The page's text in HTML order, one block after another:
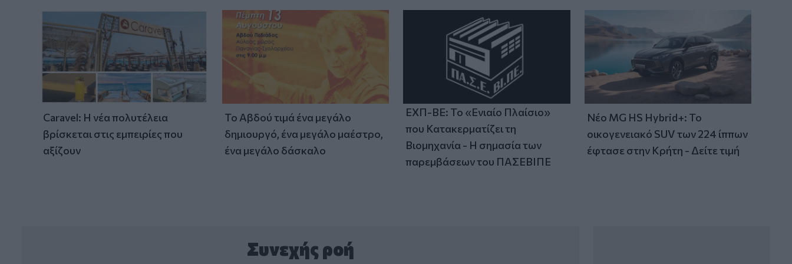
Caravel: Η νέα πολυτέλεια
βρίσκεται στις εμπειρίες που
αξίζουν
Το Αβδού τιμά ένα μεγάλο
δημιουργό, ένα μεγάλο μαέστρο,
ένα μεγάλο δάσκαλο
ΕΧΠ-ΒΕ: Το «Ενιαίο Πλαίσιο»
που Κατακερματίζει τη
Βιομηχανία - Η σημασία των
παρεμβάσεων του ΠΑΣΕΒΙΠΕ
Νέο MG HS Hybrid+: Το
οικογενειακό SUV των 224 ίππων
έφτασε στην Κρήτη - Δείτε τιμή
Συνεχής ροή